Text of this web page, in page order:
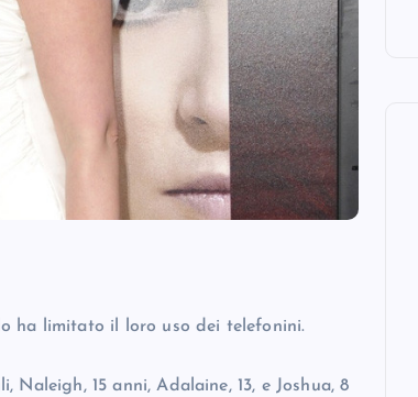
ha limitato il loro uso dei telefonini.
Naleigh, 15 anni, Adalaine, 13, e Joshua, 8